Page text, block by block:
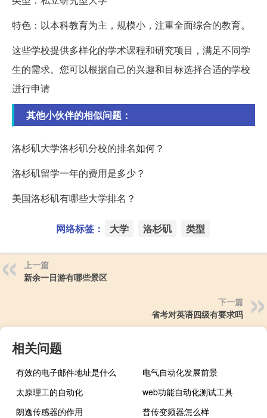
特色：以本科教育为主，规模小，注重全面综合的教育。
这些学校提供多样化的学术课程和研究项目，满足不同学
生的需求。您可以根据自己的兴趣和目标选择合适的学校
进行申请
其他小伙伴的相似问题：
洛杉矶大学洛杉矶分校的排名如何？
洛杉矶留学一年的费用是多少？
美国洛杉矶有哪些大学排名？
网络标签： 大学 洛杉矶 类型
上一篇
新余一日游有哪些景区
下一篇
省考对英语四级有要求吗
相关问题
有效的电子邮件地址是什么
电气自动化发展前景
太原理工的自动化
web功能自动化测试工具
朗逸传感器的作用
普传变频器怎么样